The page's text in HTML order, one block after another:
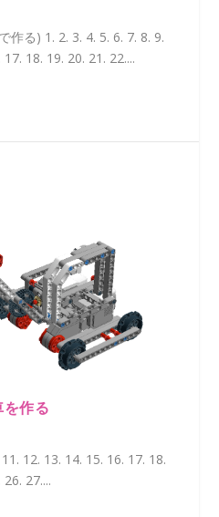
作る) 1. 2. 3. 4. 5. 6. 7. 8. 9.
18. 19. 20. 21. 22....
を作る
12. 13. 14. 15. 16. 17. 18.
27....